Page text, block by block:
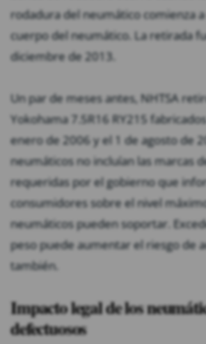
rodadura del neumático comienza
cuerpo del neumático. La retirada
diciembre de 2013.
Un par de meses antes, NHTSA
Yokohama 7.5R16 RY215
enero de 2006 y el 1 de agosto de
neumáticos no incluían las marcas
requeridas por el gobierno que
consumidores sobre el nivel
neumáticos pueden soportar.
peso puede aumentar el riesgo de
también.
Impacto legal de los
defectuosos